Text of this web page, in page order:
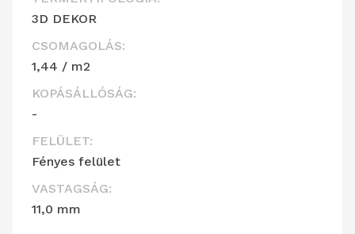
3D DEKOR
CSOMAGOLÁS:
1,44 / m2
KOPÁSÁLLÓSÁG:
-
FELÜLET:
Fényes felület
VASTAGSÁG:
11,0 mm